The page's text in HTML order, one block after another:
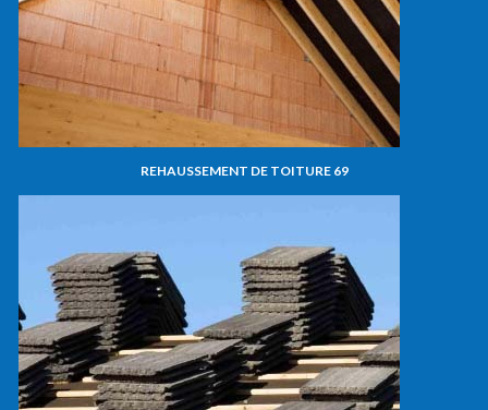
REHAUSSEMENT DE TOITURE 69